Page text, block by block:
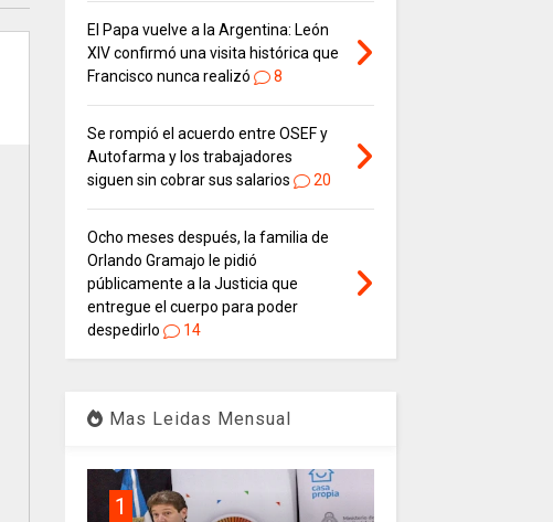
El Papa vuelve a la Argentina: León
XIV confirmó una visita histórica que
Francisco nunca realizó
8
Se rompió el acuerdo entre OSEF y
Autofarma y los trabajadores
siguen sin cobrar sus salarios
20
Ocho meses después, la familia de
Orlando Gramajo le pidió
públicamente a la Justicia que
entregue el cuerpo para poder
despedirlo
14
Mas Leidas Mensual
1